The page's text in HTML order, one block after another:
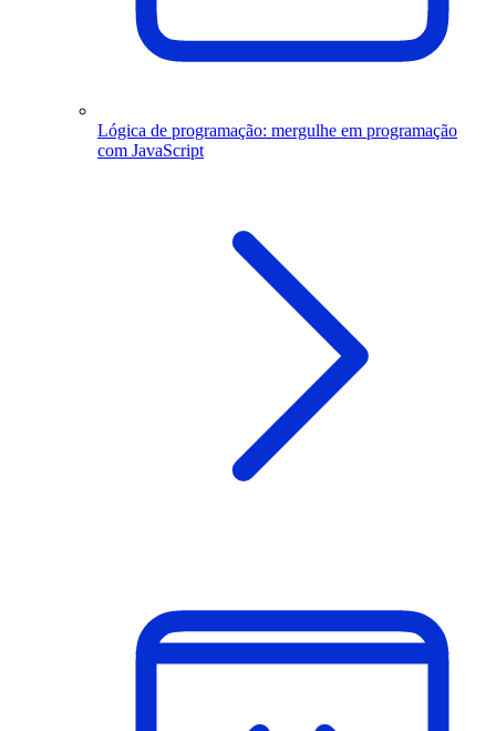
Lógica de programação: mergulhe em programação
com JavaScript